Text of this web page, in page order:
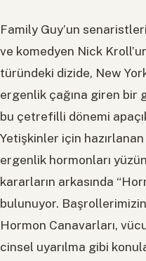
Family Guy’un
ve komedyen Nick
türündeki dizide, New
ergenlik çağına giren bir
bu çetrefilli dönemi
Yetişkinler için
ergenlik hormonları
kararların arkasında
bulunuyor.
Hormon Canavarları,
cinsel uyarılma gibi